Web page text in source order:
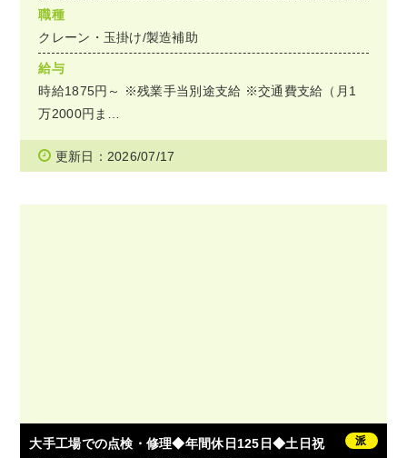
職種
クレーン・玉掛け/製造補助
給与
時給1875円～ ※残業手当別途支給 ※交通費支給（月1
万2000円ま…
更新日：2026/07/17
大手工場での点検・修理◆年間休日125日◆土日祝
派